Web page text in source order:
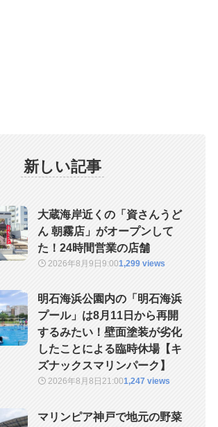
新しい記事
大蔵海岸近くの「資さんうど
ん 朝霧店」がオープンして
た！24時間営業の店舗
2026年8月9日9:001,299 views
明石海浜公園内の「明石海浜
プール」は8月11日から再開
するみたい！壁面塗装が劣化
したことによる臨時休場【キ
ズナックスマリンパーク】
2026年8月8日21:001,247 views
マリンピア神戸で地元の野菜